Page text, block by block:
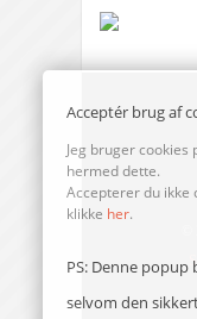
Acceptér brug af
Jeg bruger
hermed dette.
Accepterer du ikke
klikke her.
PS: Denne
selvom den